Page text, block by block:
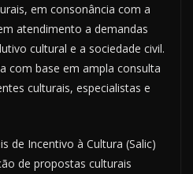
em consonância com a
atendimento a demandas
cultural e a sociedade civil.
com base em ampla consulta
culturais, especialistas e
de Incentivo à Cultura (Salic)
de propostas culturais